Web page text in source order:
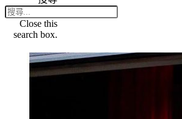
Close this
search box.